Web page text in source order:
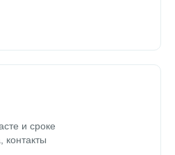
и сроке
контакты